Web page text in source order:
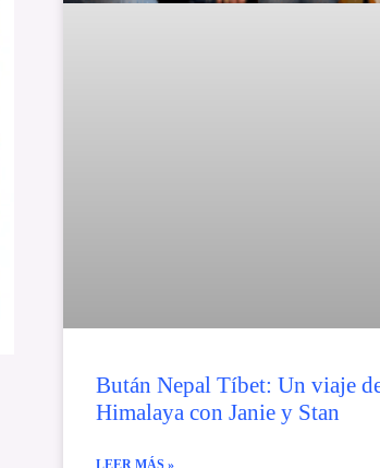
Bután Nepal Tíbet: Un viaje
Himalaya con Janie y Stan
LEER MÁS »